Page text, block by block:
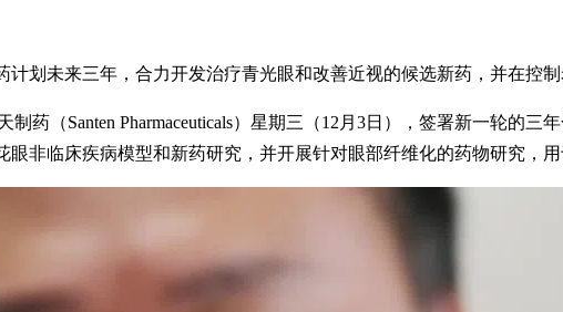
计划未来三年，合力开发治疗青光眼和改善近视的候选新药，并在控制
制药（Santen Pharmaceuticals）星期三（12月3日），签署新一轮的
非临床疾病模型和新药研究，并开展针对眼部纤维化的药物研究，用